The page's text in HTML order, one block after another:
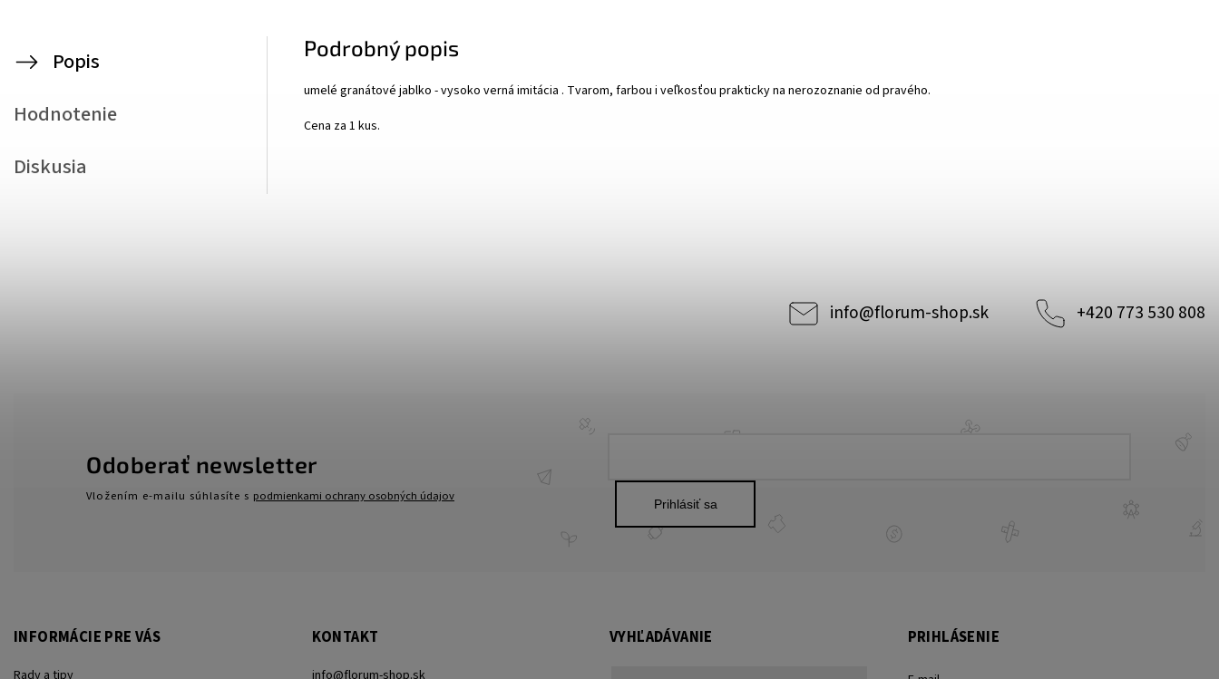
Popis
Hodnotenie
Diskusia
Podrobný popis
umelé granátové jablko - vysoko verná imitácia . Tvarom, farbou i veľkosťou prakticky na nerozoznanie od pravého.
Cena za 1 kus.
info@florum-shop.sk +420 773 530 808
Odoberať newsletter
Vložením e-mailu súhlasíte s podmienkami ochrany osobných údajov
Prihlásiť sa
INFORMÁCIE PRE VÁS KONTAKT VYHĽADÁVANIE PRIHLÁSENIE